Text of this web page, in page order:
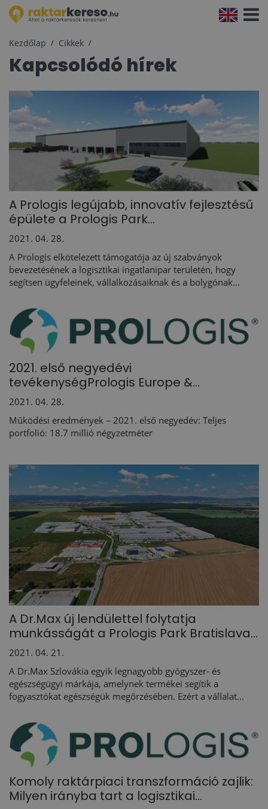
Kezdőlap Cikkek
Kapcsolódó hírek
A Prologis legújabb, innovatív fejlesztésű
épülete a Prologis Park...
2021. 04. 28.
A Prologis elkötelezett támogatója az új szabványok
bevezetésének a logisztikai ingatlanipar területén, hogy
segítsen ügyfeleinek, vállalkozásaiknak és a bolygónak...
2021. első negyedévi
tevékenységPrologis Europe &...
2021. 04. 28.
Működési eredmények – 2021. első negyedév: Teljes
portfolió: 18.7 millió négyzetméter
A Dr.Max új lendülettel folytatja
munkásságát a Prologis Park Bratislava...
2021. 04. 21.
A Dr.Max Szlovákia egyik legnagyobb gyógyszer- és
egészségügyi márkája, amelynek termékei segítik a
fogyasztókat egészségük megőrzésében. Ezért a vállalat...
Komoly raktárpiaci transzformáció zajlik:
Milyen irányba tart a logisztikai...